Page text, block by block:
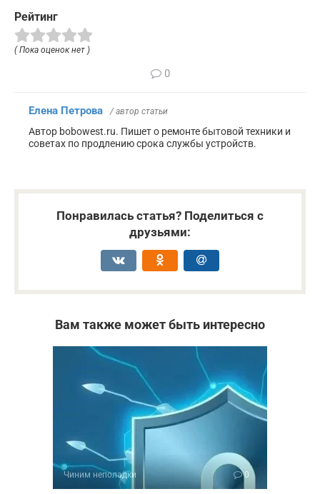
Рейтинг
( Пока оценок нет )
0
Елена Петрова / автор статьи
Автор bobowest.ru. Пишет о ремонте бытовой техники и
советах по продлению срока службы устройств.
Понравилась статья? Поделиться с
друзьями:
Вам также может быть интересно
Чиним неполадки 0